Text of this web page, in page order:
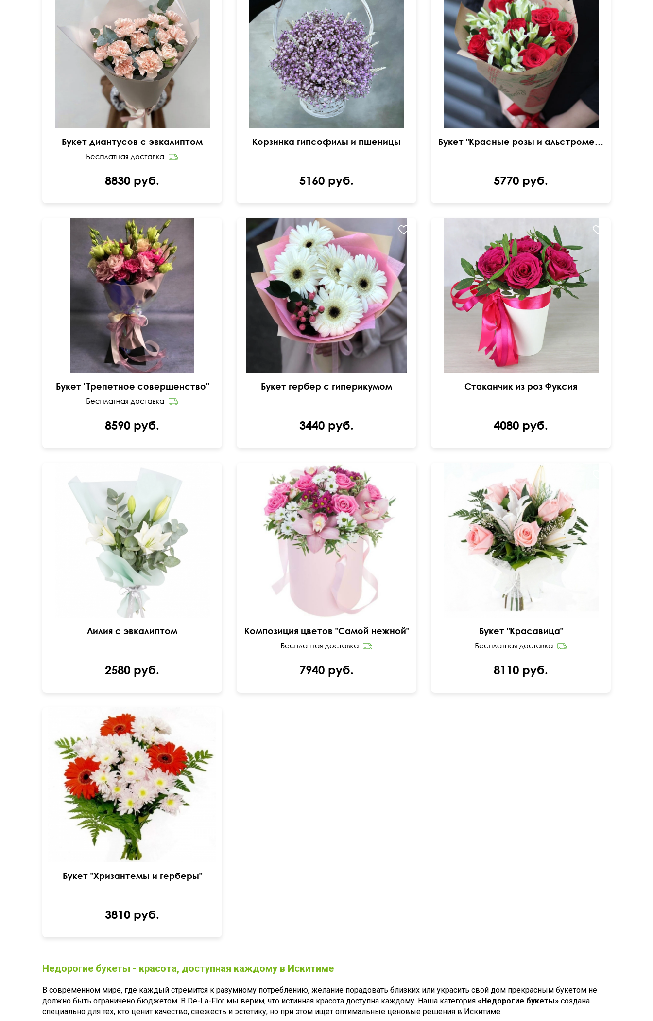
50 см 40 см
Букет диантусов с эвкалиптом
8830 руб.
Корзинка гипсофилы и пшеницы
5160 руб.
в крафтовой бумаге
Букет "Красные розы и альстромерия"
5770 руб.
50 см 30 см
Букет "Трепетное совершенство"
8590 руб.
Изящный и очень милый
Букет гербер с гиперикумом
3440 руб.
Стаканчик из роз Фуксия
4080 руб.
Лилия с эвкалиптом
2580 руб.
Розы Россия, орхидея цимбидиум в колбе,
хризантемы сантини, папоротник, питтоспорум
Композиция цветов "Самой нежной"
7940 руб.
Розовая роза - 7шт., лилия - 2шт., гипсофила,
папоротник.
55 см
40 см
Букет "Красавица"
8110 руб.
Букет из хризантем, гербер и папоротника.
Букет "Хризантемы и герберы"
3810 руб.
Недорогие букеты - красота, доступная каждому в Искитиме
В современном мире, где каждый стремится к разумному потреблению, желание порадовать близких или украсить свой дом прекрасным букетом не
должно быть ограничено бюджетом. В De-La-Flor мы верим, что истинная красота доступна каждому. Наша категория «Недорогие букеты» создана
специально для тех, кто ценит качество, свежесть и эстетику, но при этом ищет оптимальные ценовые решения в Искитиме.